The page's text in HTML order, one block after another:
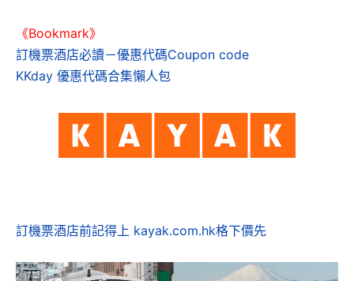
《Bookmark》
訂機票酒店必讀－優惠代碼Coupon code
KKday 優惠代碼合集懶人包
訂機票酒店前記得上 kayak.com.hk格下價先